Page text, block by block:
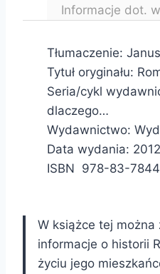
Informacje dot.
Tłumaczenie:
Tytuł oryginału:
Seria/cykl
dlaczego…
Wydawnictwo:
Data wydania: 2012
ISBN 978-83-
W książce tej
informacje o historii
życiu jego